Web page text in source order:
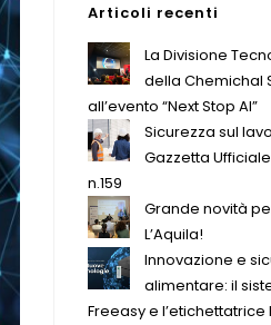
Articoli recenti
La Divisione
della Chemichal
all’evento “Next Stop AI”
Sicurezza sul
Gazzetta
n.159
Grande novità
L’Aquila!
Innovazione e
alimentare: il
Freeasy e l’etichettatrice